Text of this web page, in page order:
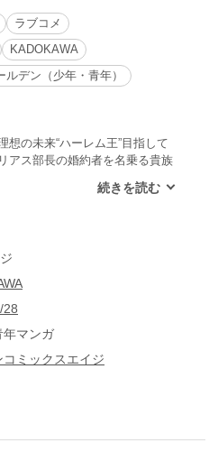
ラブコメ
KADOKAWA
ルデン（少年・青年）
想の未来“ハーレム王”目指して
アス部長の婚約者を名乗る貴族
28
年マンガ
コミックスエイジ